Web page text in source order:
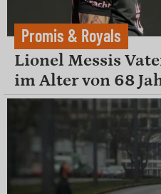
Promis & Royals
Lionel Messis
im Alter von 68